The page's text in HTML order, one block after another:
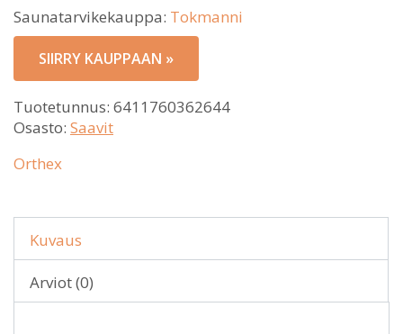
Saunatarvikekauppa: Tokmanni
SIIRRY KAUPPAAN »
Tuotetunnus: 6411760362644
Osasto: Saavit
Orthex
Kuvaus
Arviot (0)